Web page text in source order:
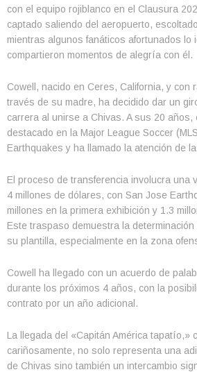
con el equipo rojiblanco en el Clausura
captado saliendo del aeropuerto,
mientras algunos fanáticos afortunados lo
compartieron momentos de alegría con él.
Cowell, nacido en Ceres, California, y con
través de su madre, ha decidido dar un
carrera al unirse a Chivas. A sus 20 años,
destacado en la Major League Soccer
Earthquakes y ha llamado la atención de
El proceso de transferencia involucra una
4 millones de dólares, con San Jose
millones en la primera exhibición y 1.3
Este traspaso demuestra la
su plantilla, especialmente en la zona
Cowell ha llegado con un acuerdo de
durante los próximos 4 años, con la
contrato por un año adicional.
La llegada del «Capitán América tapatío,»
cariñosamente, no solo representa una
de Chivas sino también un intercambio